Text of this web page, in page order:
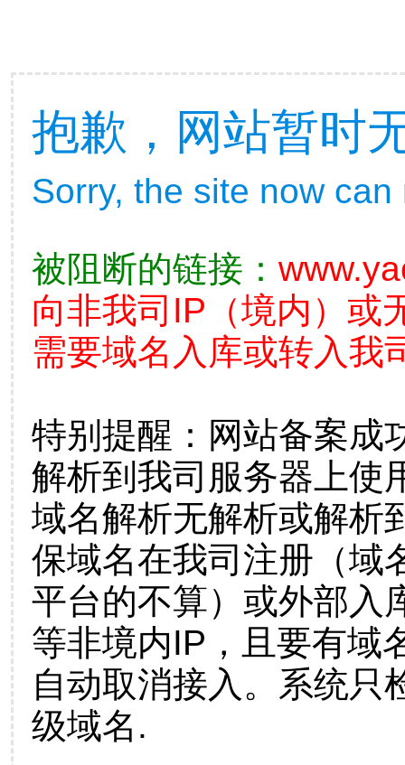
抱歉，网站暂时
Sorry, the site now
被阻断的链接：
向非我司IP（境内）或
需要域名入库或转入我
特别提醒：网站备案成
解析到我司服务器上使
域名解析无解析或解析
保域名在我司注册（域
平台的不算）或外部入
等非境内IP，且要有域
自动取消接入。系统只
级域名.